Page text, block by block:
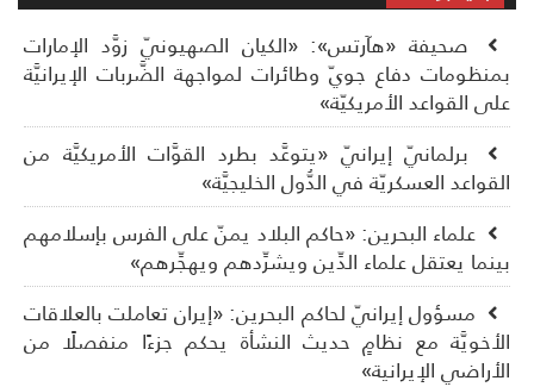
صحيفة «هآرتس»: «الكيان الصهيونيّ زوَّد الإمارات
دفاع جويّ وطائرات لمواجهة الضَّربات الإيرانيَّة
القواعد الأمريكيّة»
برلمانيّ إيرانيّ «يتوعَّد بطرد القوَّات الأمريكيَّة من
العسكريّة في الدُّول الخليجيَّة»
علماء البحرين: «حاكم البلاد يمنّ على الفرس بإسلامهم
يعتقل علماء الدِّين ويشرِّدهم ويهجِّرهم»
مسؤول إيرانيّ لحاكم البحرين: «إيران تعاملت بالعلاقات
مع نظامٍ حديث النشأة يحكم جزءًا منفصلًا من
الإيرانية»